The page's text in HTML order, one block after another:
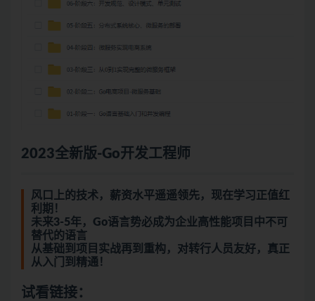
2023全新版-Go开发工程师
风口上的技术，薪资水平遥遥领先，现在学习正值红
利期！
未来3-5年，Go语言势必成为企业高性能项目中不可
替代的语言
从基础到项目实战再到重构，对转行人员友好，真正
从入门到精通！
试看链接：